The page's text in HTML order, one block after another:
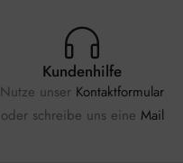
Kundenhilfe
Nutze unser Kontaktformular
oder schreibe uns eine Mail